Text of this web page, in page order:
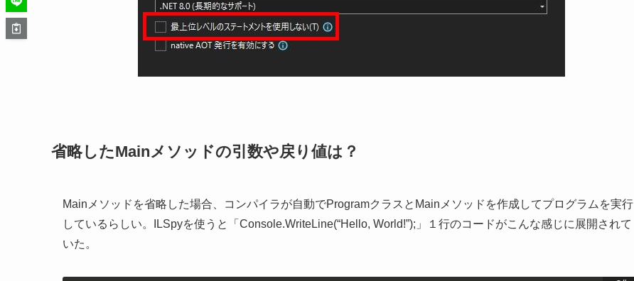
省略したMainメソッドの引数や戻り値は？
Mainメソッドを省略した場合、コンパイラが自動でProgramクラスとMainメソッドを作成してプログラムを実行
しているらしい。ILSpyを使うと「Console.WriteLine(“Hello, World!”);」１行のコードがこんな感じに展開されて
いた。